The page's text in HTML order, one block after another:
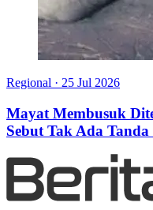
Regional · 25 Jul 2026
Mayat Membusuk
Sebut Tak Ada Tanda